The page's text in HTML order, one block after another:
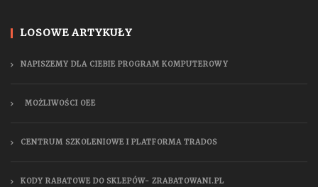
LOSOWE ARTYKUŁY
NAPISZEMY DLA CIEBIE PROGRAM KOMPUTEROWY
MOŻLIWOŚCI OEE
CENTRUM SZKOLENIOWE I PLATFORMA TRADOS
KODY RABATOWE DO SKLEPÓW- ZRABATOWANI.PL